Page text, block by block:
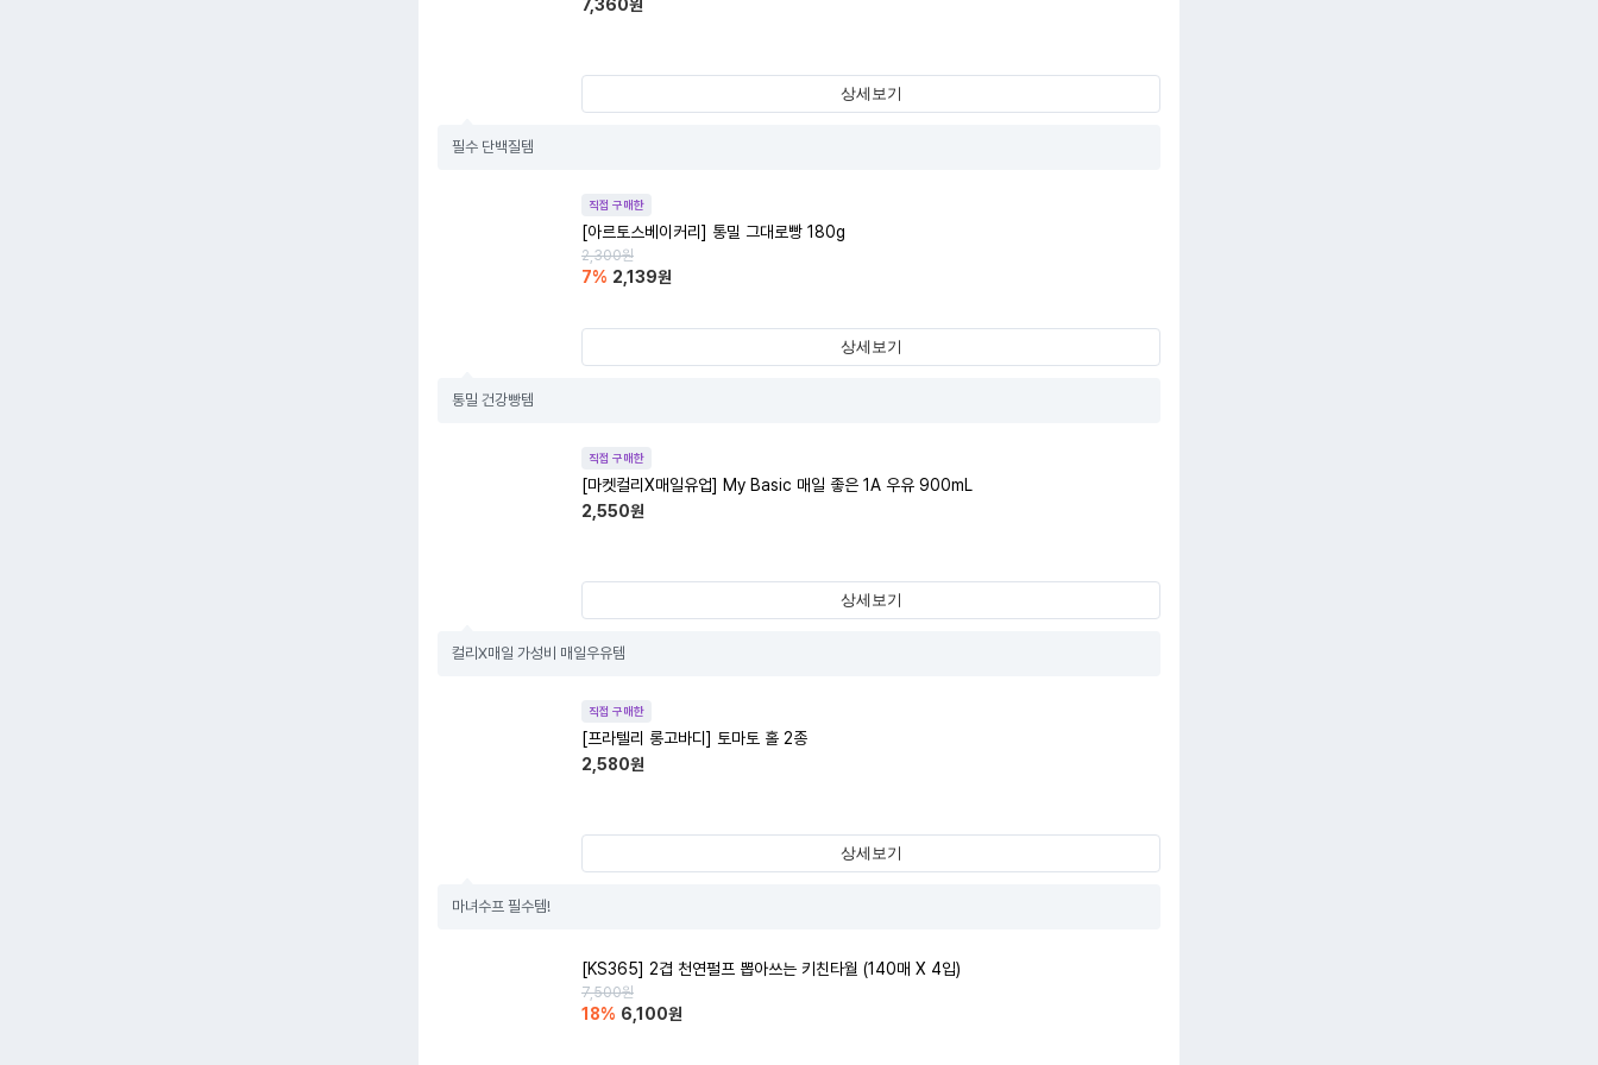
7,360원
상세보기
필수 단백질템
직접 구매한
[아르토스베이커리] 통밀 그대로빵 180g
2,300원
7% 2,139원
상세보기
통밀 건강빵템
직접 구매한
[마켓컬리X매일유업] My Basic 매일 좋은 1A 우유 900mL
2,550원
상세보기
컬리X매일 가성비 매일우유템
직접 구매한
[프라텔리 롱고바디] 토마토 홀 2종
2,580원
상세보기
마녀수프 필수템!
[KS365] 2겹 천연펄프 뽑아쓰는 키친타월 (140매 X 4입)
7,500원
18% 6,100원